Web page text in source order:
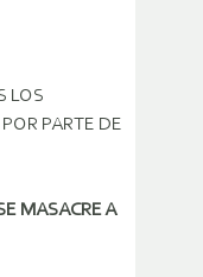
LOS
PARTE DE
MASACRE A